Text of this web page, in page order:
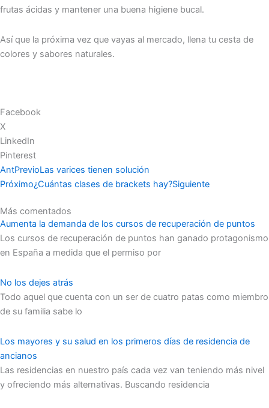
frutas ácidas y mantener una buena higiene bucal.
Así que la próxima vez que vayas al mercado, llena tu cesta de
colores y sabores naturales.
Facebook
X
LinkedIn
Pinterest
AntPrevioLas varices tienen solución
Próximo¿Cuántas clases de brackets hay?Siguiente
Más comentados
Aumenta la demanda de los cursos de recuperación de puntos
Los cursos de recuperación de puntos han ganado protagonismo
en España a medida que el permiso por
No los dejes atrás
Todo aquel que cuenta con un ser de cuatro patas como miembro
de su familia sabe lo
Los mayores y su salud en los primeros días de residencia de
ancianos
Las residencias en nuestro país cada vez van teniendo más nivel
y ofreciendo más alternativas. Buscando residencia